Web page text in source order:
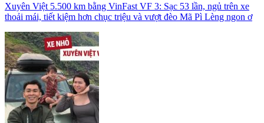
Xuyên Việt 5.500 km bằng VinFast VF 3: Sạc 53 lần, ngủ trên xe
thoải mái, tiết kiệm hơn chục triệu và vượt đèo Mã Pì Lèng ngon ơ